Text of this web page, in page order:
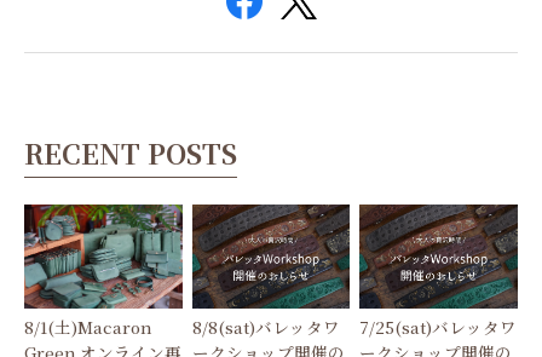
RECENT POSTS
8/1(土)Macaron
Green オンライン再
8/8(sat)バレッタワ
ークショップ開催の
7/25(sat)バレッタワ
ークショップ開催の